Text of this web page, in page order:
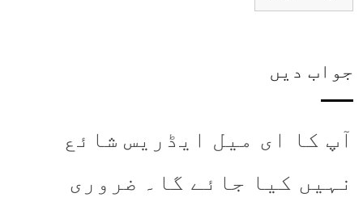
جواب دیں
آپ کا ای میل ایڈریس شائع
نہیں کیا جائے گا۔ ضروری